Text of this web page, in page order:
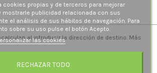
al introducir la dirección de destino. Más
cookies propias y de terceros para mejorar
mostrarle publicidad relacionada con sus
el análisis de sus hábitos de navegación. Para
sobre su uso pulse el botón Acepto.
las cookies
RECHAZAR TODO